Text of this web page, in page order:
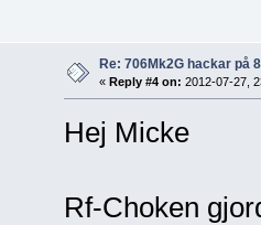
Re: 706Mk2G hackar på
« Reply #4 on: 2012-07-27,
Hej Micke
Rf-Choken